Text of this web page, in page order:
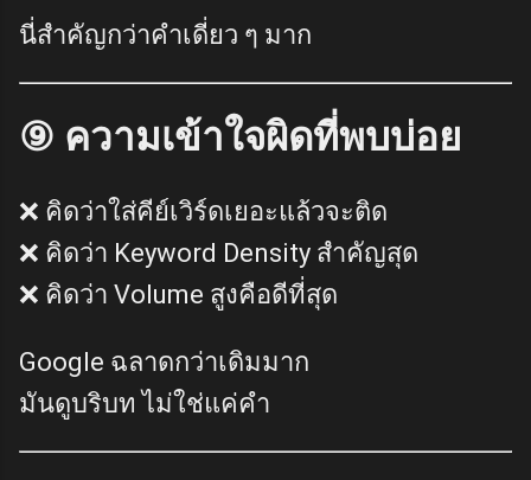
นี่สำคัญกว่าคำเดี่ยว ๆ มาก
⑨ ความเข้าใจผิดที่พบบ่อย
❌ คิดว่าใส่คีย์เวิร์ดเยอะแล้วจะติด
❌ คิดว่า Keyword Density สำคัญสุด
❌ คิดว่า Volume สูงคือดีที่สุด
Google ฉลาดกว่าเดิมมาก
มันดูบริบท ไม่ใช่แค่คำ